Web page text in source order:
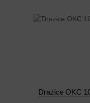
Drazice OKC